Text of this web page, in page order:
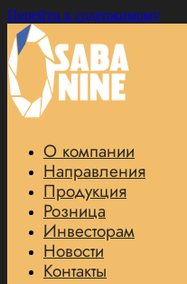
Перейти к содержимому
О компании
Направления
Продукция
Розница
Инвесторам
Новости
Контакты